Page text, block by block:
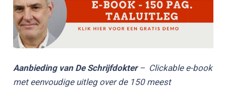
Aanbieding van De Schrijfdokter– Clickable e-book
met eenvoudige uitleg over de 150 meest